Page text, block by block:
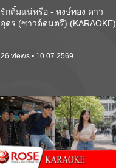
รักติ๋มแน่หรือ - หงษ์ทอง ดาว
อุดร (ซาวด์ดนตรี) (KARAOKE)
26 views • 10.07.2569